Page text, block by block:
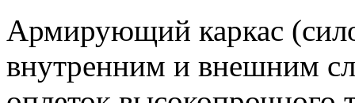
Армирующий каркас
внутренним и внешним